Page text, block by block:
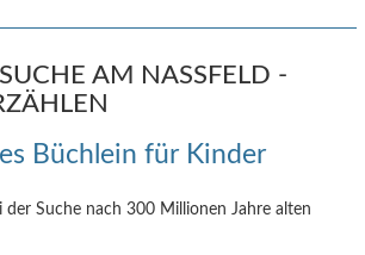
AM NASSFELD -
Büchlein für Kinder
Suche nach 300 Millionen Jahre alten